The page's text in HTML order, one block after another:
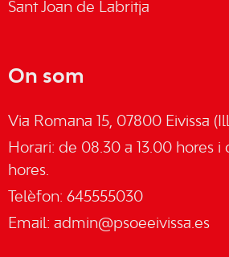
Sant Joan de Labritja
On som
Via Romana 15, 07800 Eivissa
Horari: de 08.30 a 13.00 hores i
hores.
Telèfon: 645555030
Email: admin@psoeeivissa.es